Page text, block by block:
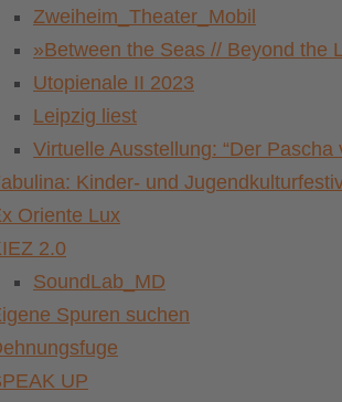
Zweiheim_Theater_Mobil
»Between the Seas // Beyond the
Utopienale II 2023
Leipzig liest
Virtuelle Ausstellung: “Der Pascha
Kinder- und
Oriente Lux
2.0
SoundLab_MD
Spuren suchen
UP